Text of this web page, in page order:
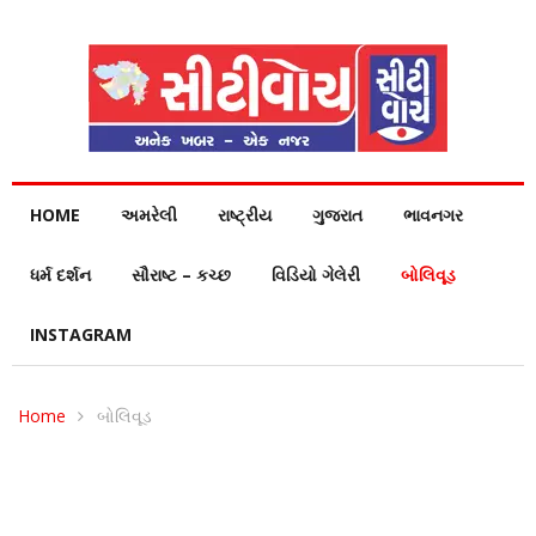
HOME અમરેલી રાષ્ટ્રીય ગુજરાત ભાવનગર
ધર્મ દર્શન સૌરાષ્ટ – કચ્છ વિડિયો ગેલેરી બોલિવૂડ
INSTAGRAM
Home બોલિવૂડ